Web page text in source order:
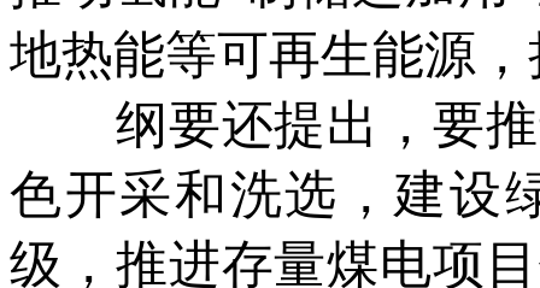
地热能等可再生能源
纲要还提出，要推
色开采和洗选，建设
级，推进存量煤电项